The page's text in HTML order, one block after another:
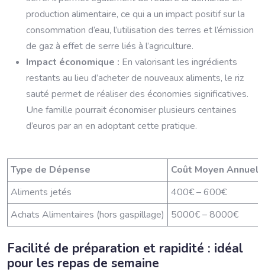
production alimentaire, ce qui a un impact positif sur la
consommation d’eau, l’utilisation des terres et l’émission
de gaz à effet de serre liés à l’agriculture.
Impact économique : En valorisant les ingrédients
restants au lieu d’acheter de nouveaux aliments, le riz
sauté permet de réaliser des économies significatives.
Une famille pourrait économiser plusieurs centaines
d’euros par an en adoptant cette pratique.
Type de Dépense
Coût Moyen Annuel
Aliments jetés
400€ – 600€
Achats Alimentaires (hors gaspillage)
5000€ – 8000€
Facilité de préparation et rapidité : idéal
pour les repas de semaine